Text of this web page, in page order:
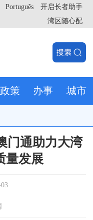
开启长者助手
Português
湾区随心配
政策 办事 城市
门通助力大湾
量发展